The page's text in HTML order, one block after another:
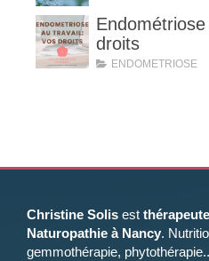
droits
ENDOMETRIOSE
Christine Solis est
Naturopathie à Nancy.
gemmothérapie,